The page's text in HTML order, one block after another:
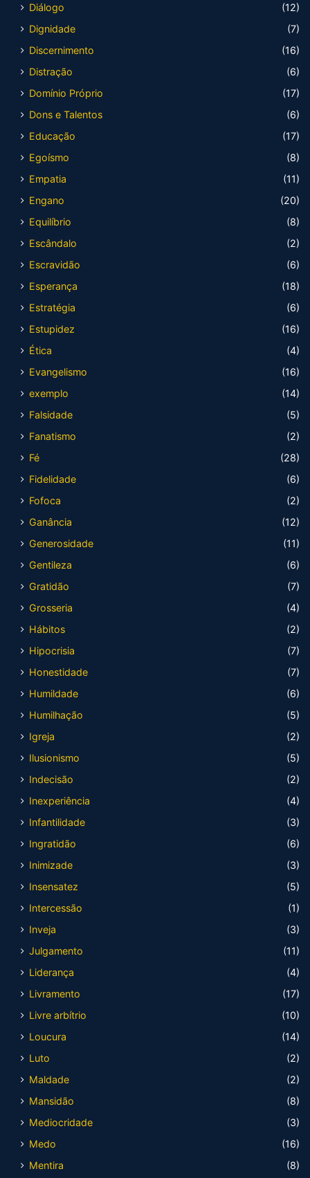
Diálogo
(12)
Dignidade
(7)
Discernimento
(16)
Distração
(6)
Domínio Próprio
(17)
Dons e Talentos
(6)
Educação
(17)
Egoísmo
(8)
Empatia
(11)
Engano
(20)
Equilíbrio
(8)
Escândalo
(2)
Escravidão
(6)
Esperança
(18)
Estratégia
(6)
Estupidez
(16)
Ética
(4)
Evangelismo
(16)
exemplo
(14)
Falsidade
(5)
Fanatismo
(2)
Fé
(28)
Fidelidade
(6)
Fofoca
(2)
Ganância
(12)
Generosidade
(11)
Gentileza
(6)
Gratidão
(7)
Grosseria
(4)
Hábitos
(2)
Hipocrisia
(7)
Honestidade
(7)
Humildade
(6)
Humilhação
(5)
Igreja
(2)
Ilusionismo
(5)
Indecisão
(2)
Inexperiência
(4)
Infantilidade
(3)
Ingratidão
(6)
Inimizade
(3)
Insensatez
(5)
Intercessão
(1)
Inveja
(3)
Julgamento
(11)
Liderança
(4)
Livramento
(17)
Livre arbítrio
(10)
Loucura
(14)
Luto
(2)
Maldade
(2)
Mansidão
(8)
Mediocridade
(3)
Medo
(16)
Mentira
(8)